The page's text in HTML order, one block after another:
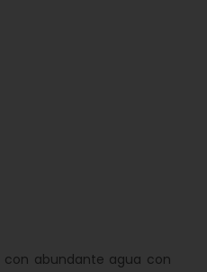
abundante agua con